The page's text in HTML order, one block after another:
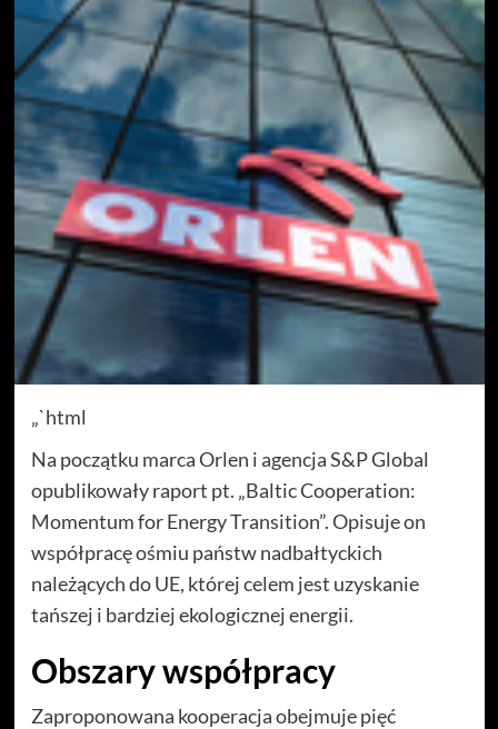
„`html
Na początku marca Orlen i agencja S&P Global
opublikowały raport pt. „Baltic Cooperation:
Momentum for Energy Transition”. Opisuje on
współpracę ośmiu państw nadbałtyckich
należących do UE, której celem jest uzyskanie
tańszej i bardziej ekologicznej energii.
Obszary współpracy
Zaproponowana kooperacja obejmuje pięć